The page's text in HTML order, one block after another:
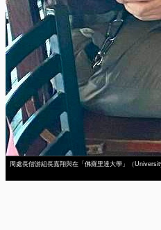
周處長偕游組長嘉翔與在「佛羅里達大學」（